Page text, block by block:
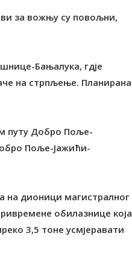
за вожњу су повољни,
Бањалука, гдје
на стрпљење. Планирана
путу Добро Поље-
Поље-Јажићи-
на дионици магистралног
обилазнице која
3,5 тоне усмјеравати